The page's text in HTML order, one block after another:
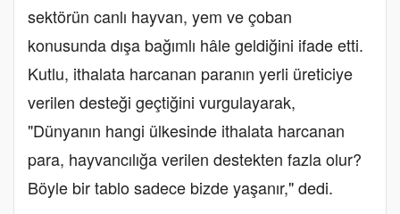
sektörün canlı hayvan, yem ve çoban
konusunda dışa bağımlı hâle geldiğini ifade etti.
Kutlu, ithalata harcanan paranın yerli üreticiye
verilen desteği geçtiğini vurgulayarak,
"Dünyanın hangi ülkesinde ithalata harcanan
para, hayvancılığa verilen destekten fazla olur?
Böyle bir tablo sadece bizde yaşanır," dedi.